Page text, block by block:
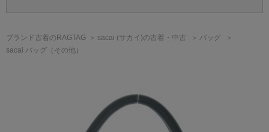
カ
ト
ブランド古着のRAGTAG sacai (サカイ)の古着・中古
バッグ
sacai バッグ（その他）